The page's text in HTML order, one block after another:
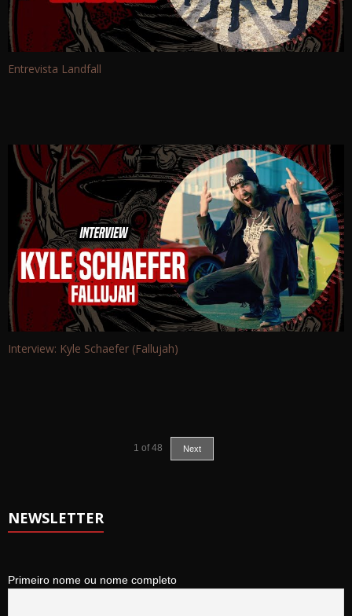
Entrevista Landfall
Interview: Kyle Schaefer (Fallujah)
1 of 48 Next
NEWSLETTER
Primeiro nome ou nome completo